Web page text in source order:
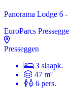
Panorama Lodge 6
EuroParcs
Presseggen
3 slaapk.
47 m²
6 pers.